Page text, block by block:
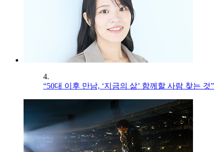
4.
“50대 이후 만남, ‘지금의 삶’ 함께할 사람 찾는 것”